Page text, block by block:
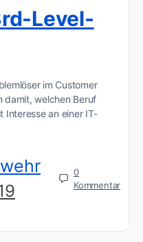
Level-
im Customer
damit, welchen Beruf
Interesse an einer IT-
0
Kommentar